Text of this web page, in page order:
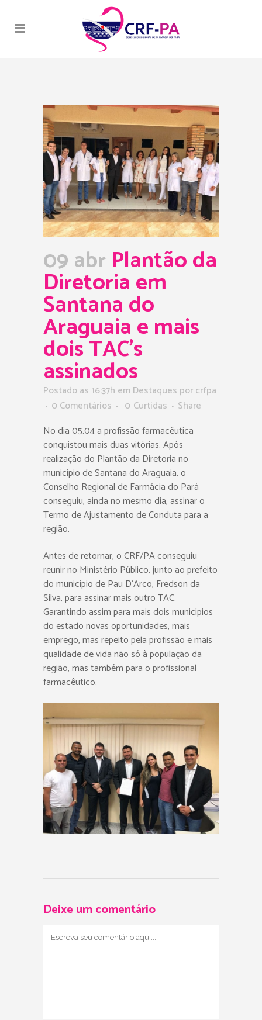
09 abrPlantão da
Diretoria em
Santana do
Araguaia e mais
dois TAC’s
assinados
Postado as 16:37h emDestaques porcrfpa
0 Comentários
0 Curtidas
Share
No dia 05.04 a profissão farmacêutica
conquistou mais duas vitórias. Após
realização do Plantão da Diretoria no
município de Santana do Araguaia, o
Conselho Regional de Farmácia do Pará
conseguiu, ainda no mesmo dia, assinar o
Termo de Ajustamento de Conduta para a
região.
Antes de retornar, o CRF/PA conseguiu
reunir no Ministério Público, junto ao prefeito
do município de Pau D’Arco, Fredson da
Silva, para assinar mais outro TAC.
Garantindo assim para mais dois municípios
do estado novas oportunidades, mais
emprego, mas repeito pela profissão e mais
qualidade de vida não só à população da
região, mas também para o profissional
farmacêutico.
Deixe um comentário